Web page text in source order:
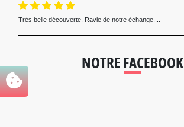
Très belle découverte. Ravie de notre échange....
NOTRE FACEBOOK